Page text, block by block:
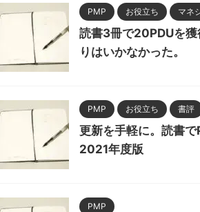
PMP お役立ち マネ
読書3冊で20PDUを獲
りはいかなかった。
PMP お役立ち 書評
更新を手軽に。読書
2021年度版
PMP